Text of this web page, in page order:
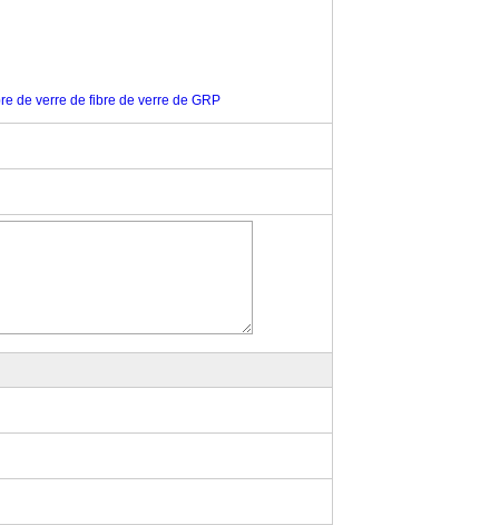
de verre de fibre de verre de GRP